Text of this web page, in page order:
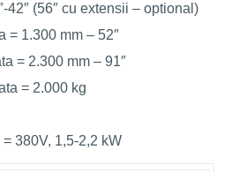
42″ (56″ cu extensii – optional)
= 1.300 mm – 52″
= 2.300 mm – 91″
= 2.000 kg
380V, 1,5-2,2 kW